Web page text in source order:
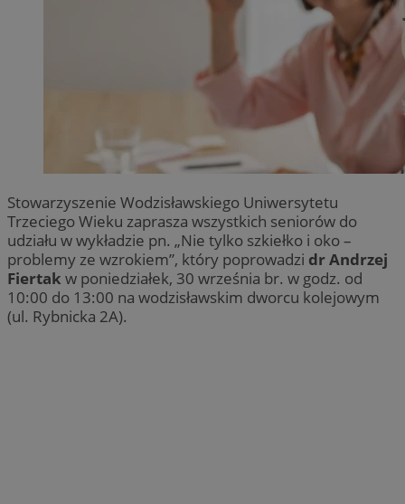
Stowarzyszenie Wodzisławskiego Uniwersytetu
Trzeciego Wieku zaprasza wszystkich seniorów do
udziału w wykładzie pn. „Nie tylko szkiełko i oko –
problemy ze wzrokiem”, który poprowadzi dr Andrzej
Fiertak w poniedziałek, 30 września br. w godz. od
10:00 do 13:00 na wodzisławskim dworcu kolejowym
(ul. Rybnicka 2A).